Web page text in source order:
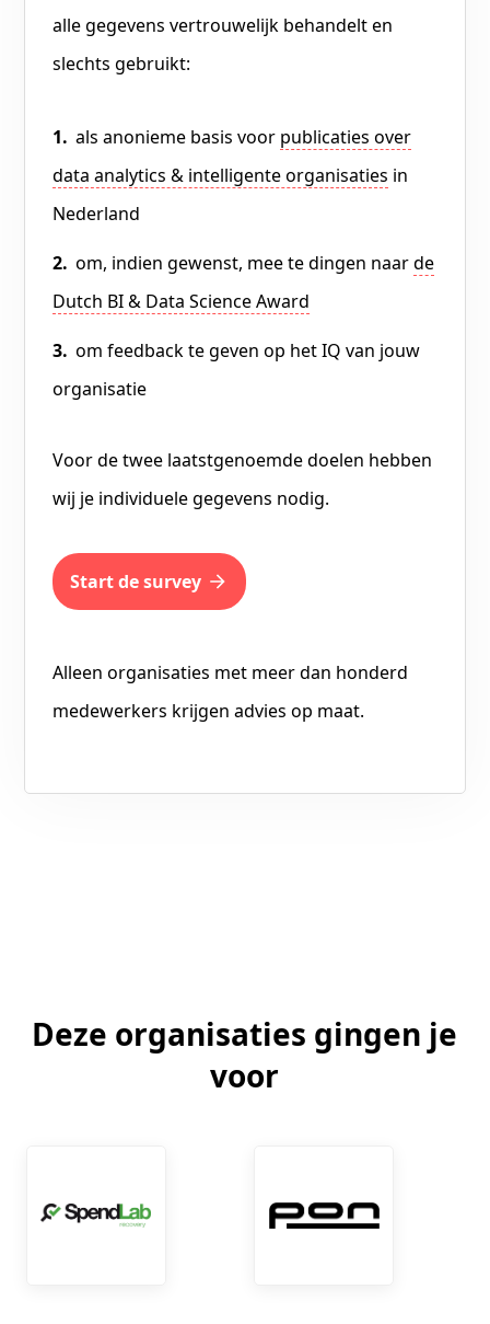
alle gegevens vertrouwelijk behandelt en
slechts gebruikt:
als anonieme basis voor publicaties over
data analytics & intelligente organisaties in
Nederland
om, indien gewenst, mee te dingen naarde
Dutch BI & Data Science Award
om feedback te geven op het IQ van jouw
organisatie
Voor de twee laatstgenoemde doelen hebben
wij je individuele gegevens nodig.
start de survey
Alleen organisaties met meer dan honderd
medewerkers krijgen advies op maat.
Deze organisaties gingen je
voor